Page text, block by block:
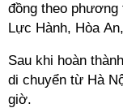
đồng theo phương
Lực Hành, Hòa
Sau khi hoàn
di chuyển từ Hà
giờ.